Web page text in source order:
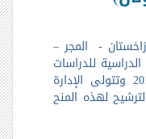
- المجر –
للدراسات
العليا للعام الدراسي 2010/2011 وتتولى الإدارة
لهذه المنح